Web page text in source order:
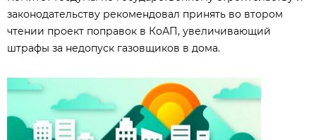
законодательству рекомендовал принять во втором
чтении проект поправок в КоАП, увеличивающий
штрафы за недопуск газовщиков в дома.